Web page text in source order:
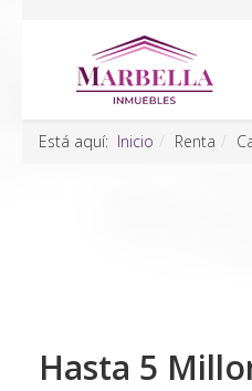
Está aquí: Inicio Renta
Hasta 5